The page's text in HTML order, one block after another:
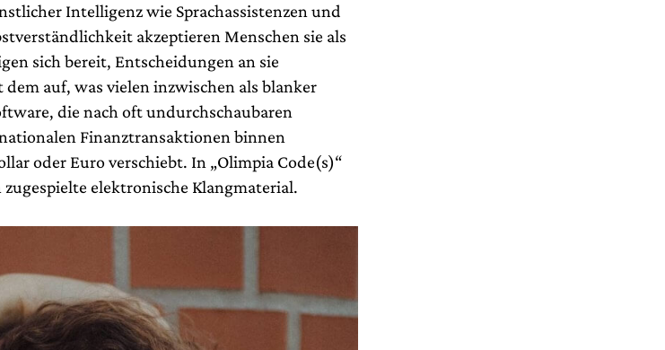
Intelligenz wie Sprachassistenzen und
akzeptieren Menschen sie als
sich bereit, Entscheidungen an sie
auf, was vielen inzwischen als blanker
die nach oft undurchschaubaren
Finanztransaktionen binnen
oder Euro verschiebt. In „Olimpia Code(s)“
elektronische Klangmaterial.